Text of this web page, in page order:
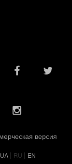
версия
UA | RU | EN